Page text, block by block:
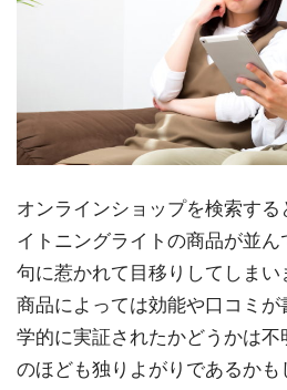
オンラインショップを検索す
イトニングライトの商品が並
句に惹かれて目移りしてしまい
商品によっては効能や口コミ
学的に実証されたかどうかは
のほども独りよがりであるか